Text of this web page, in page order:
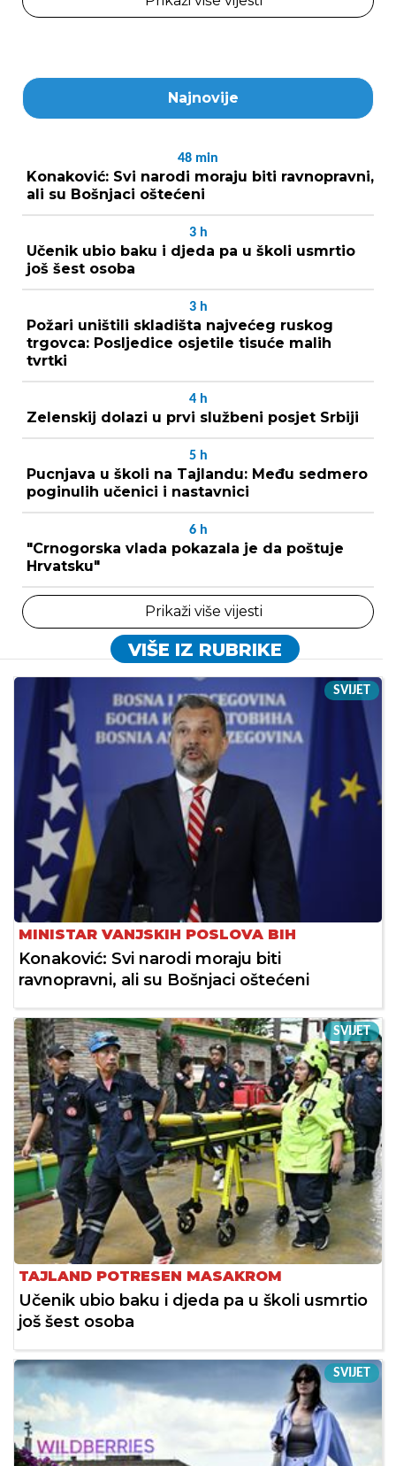
Najnovije
48 min
Konaković: Svi narodi moraju biti ravnopravni,
ali su Bošnjaci oštećeni
3 h
Učenik ubio baku i djeda pa u školi usmrtio
još šest osoba
3 h
Požari uništili skladišta najvećeg ruskog
trgovca: Posljedice osjetile tisuće malih
tvrtki
4 h
Zelenskij dolazi u prvi službeni posjet Srbiji
5 h
Pucnjava u školi na Tajlandu: Među sedmero
poginulih učenici i nastavnici
6 h
"Crnogorska vlada pokazala je da poštuje
Hrvatsku"
Prikaži više vijesti
VIŠE IZ RUBRIKE
SVIJET
MINISTAR VANJSKIH POSLOVA BIH
Konaković: Svi narodi moraju biti
ravnopravni, ali su Bošnjaci oštećeni
SVIJET
TAJLAND POTRESEN MASAKROM
Učenik ubio baku i djeda pa u školi usmrtio
još šest osoba
SVIJET